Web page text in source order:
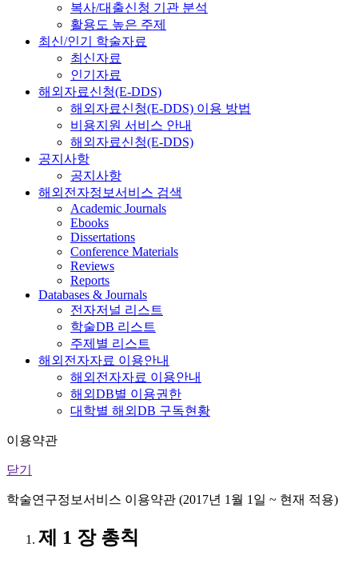
복사/대출신청 기관 분석
활용도 높은 주제
최신/인기 학술자료
최신자료
인기자료
해외자료신청(E-DDS)
해외자료신청(E-DDS) 이용 방법
비용지원 서비스 안내
해외자료신청(E-DDS)
공지사항
공지사항
해외전자정보서비스 검색
Academic Journals
Ebooks
Dissertations
Conference Materials
Reviews
Reports
Databases & Journals
전자저널 리스트
학술DB 리스트
주제별 리스트
해외전자자료 이용안내
해외전자자료 이용안내
해외DB별 이용권한
대학별 해외DB 구독현황
이용약관
닫기
학술연구정보서비스 이용약관 (2017년 1월 1일 ~ 현재 적용)
제 1 장 총칙